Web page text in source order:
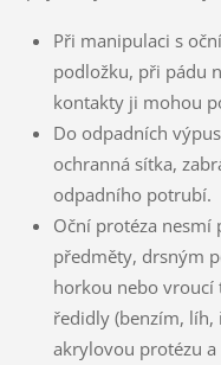
Při manipulaci s
podložku, při pádu
kontakty ji mohou
Do odpadních
ochranná sítka,
odpadního potrubí.
Oční protéza
předměty, drsným
horkou nebo
ředidly (benzím, líh,
akrylovou protézu